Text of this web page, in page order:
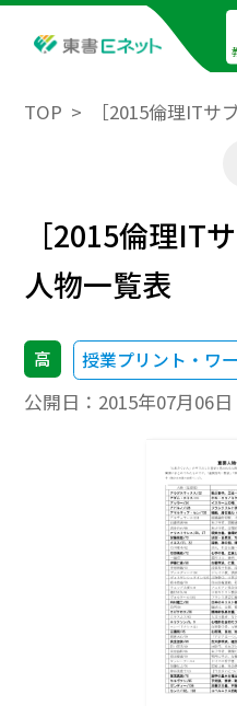
TOP ［2015倫理IT
［2015倫理IT
人物一覧表
高 授業プリント・ワ
公開日： 2015年07月06日